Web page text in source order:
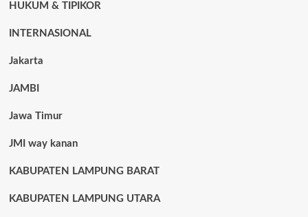
HUKUM & TIPIKOR
INTERNASIONAL
Jakarta
JAMBI
Jawa Timur
JMI way kanan
KABUPATEN LAMPUNG BARAT
KABUPATEN LAMPUNG UTARA